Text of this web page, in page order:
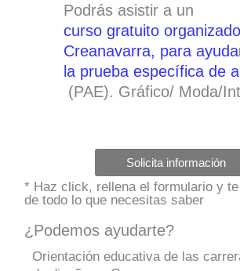
Podrás asistir a un
curso gratuito
Creanavarra, para
la prueba específica de
(PAE). Gráfico/ Moda/
Solicita información
* Haz click, rellena el formulario y
de todo lo que necesitas saber
¿Podemos ayudarte?
Orientación educativa de las